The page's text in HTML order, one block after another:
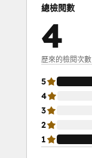
總檢閱數
4
歷來的檢閱次數
5
4
3
2
1